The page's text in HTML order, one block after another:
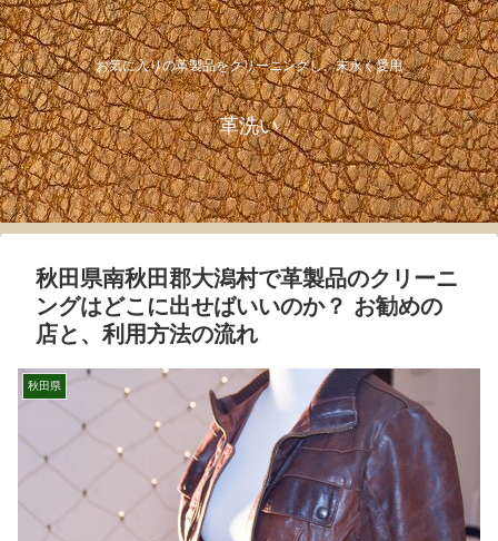
お気に入りの革製品をクリーニングし、末永く愛用
革洗い
秋田県南秋田郡大潟村で革製品のクリーニ
ングはどこに出せばいいのか？ お勧めの
店と、利用方法の流れ
秋田県